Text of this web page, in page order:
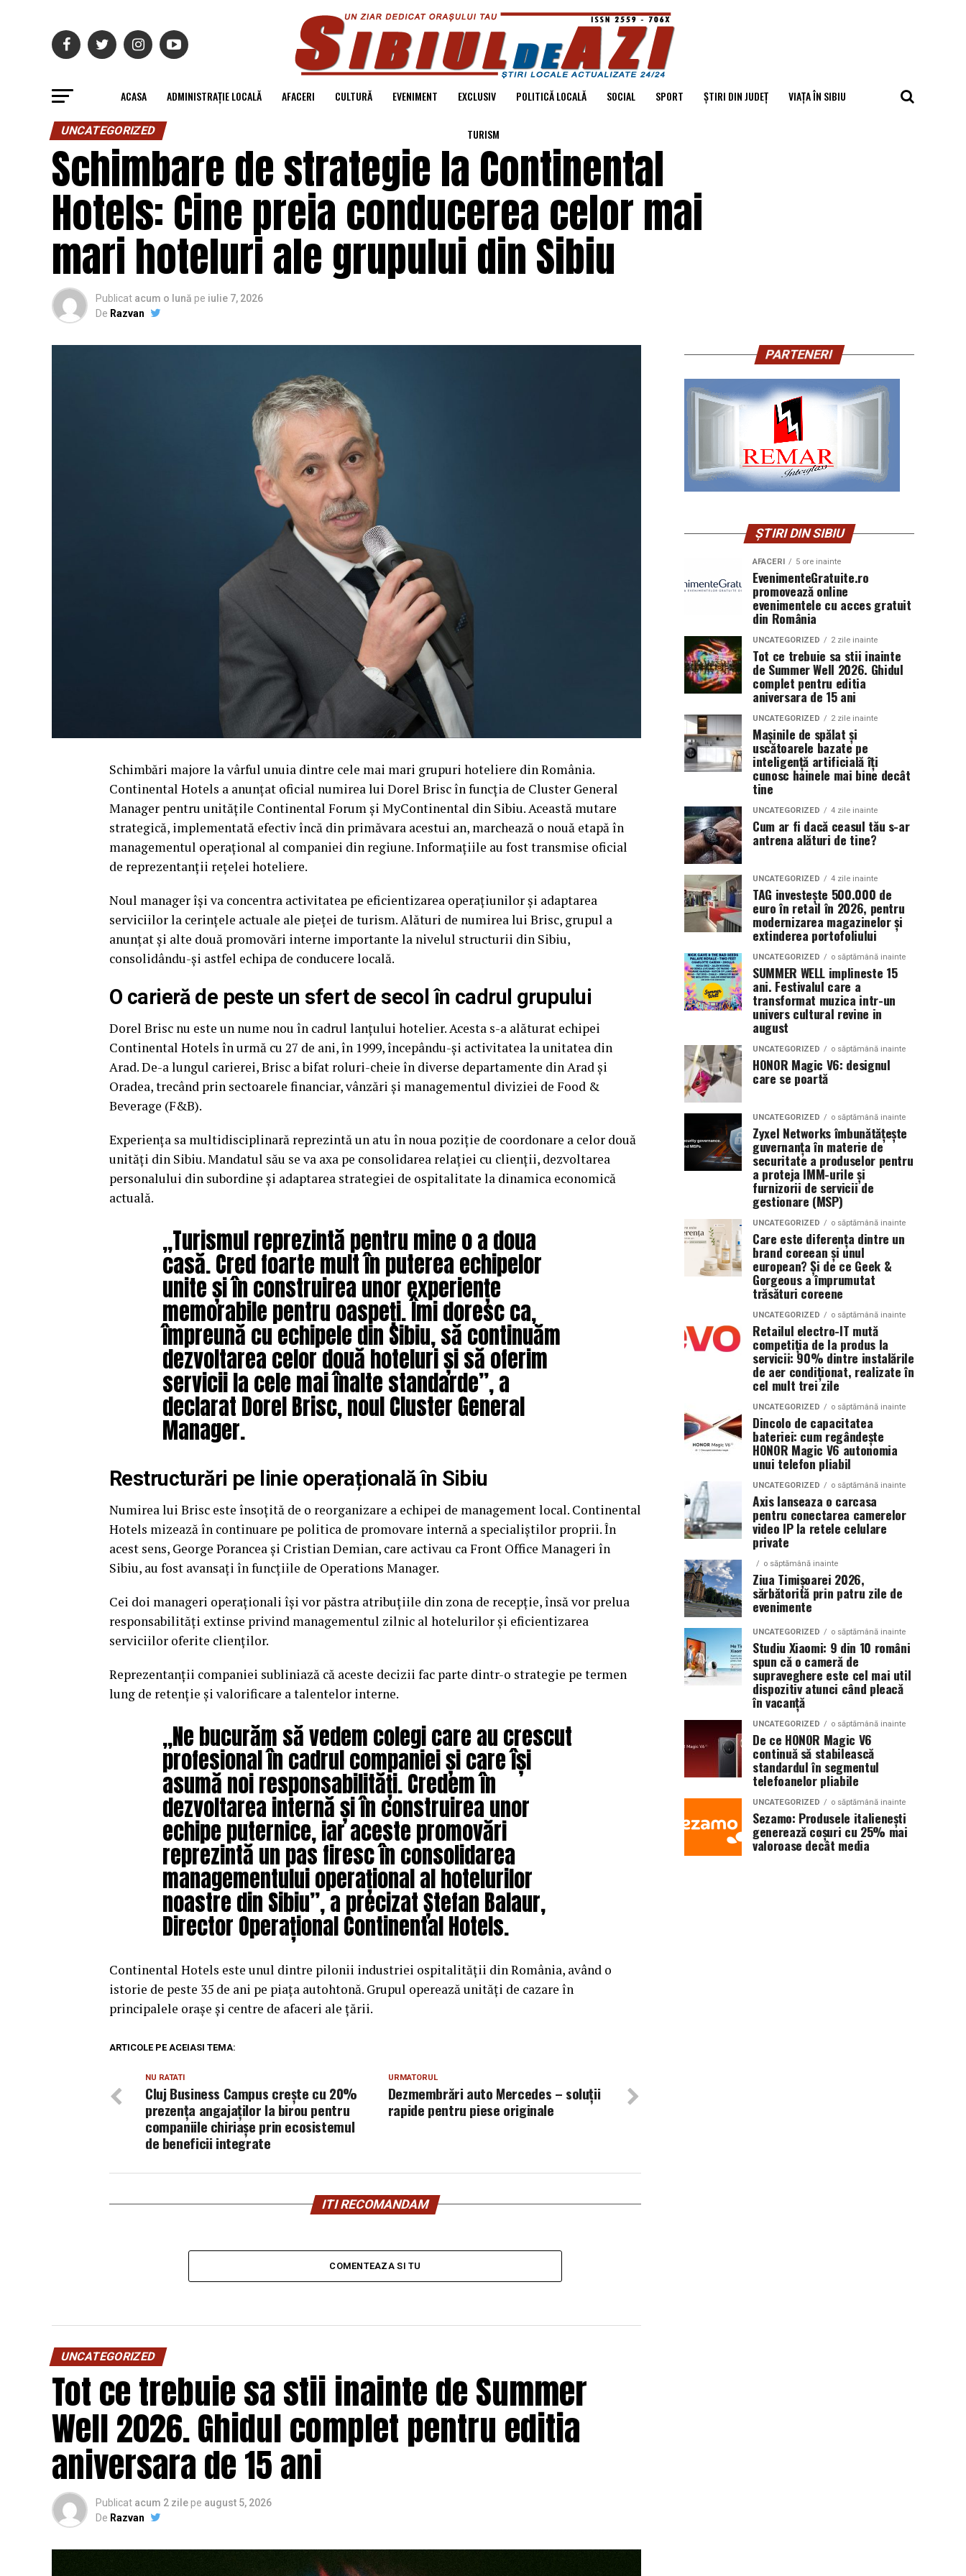
ACASA ADMINISTRAȚIE LOCALĂ AFACERI CULTURĂ EVENIMENT EXCLUSIV POLITICĂ LOCALĂ SOCIAL SPORT ȘTIRI DIN JUDEȚ VIAȚA ÎN SIBIU
TURISM
UNCATEGORIZED
Schimbare de strategie la Continental
Hotels: Cine preia conducerea celor mai
mari hoteluri ale grupului din Sibiu
Publicat acum o lună pe iulie 7, 2026
De Razvan
Schimbări majore la vârful unuia dintre cele mai mari grupuri hoteliere din România.
Continental Hotels a anunțat oficial numirea lui Dorel Brisc în funcția de Cluster General
Manager pentru unitățile Continental Forum și MyContinental din Sibiu. Această mutare
strategică, implementată efectiv încă din primăvara acestui an, marchează o nouă etapă în
managementul operațional al companiei din regiune. Informațiile au fost transmise oficial
de reprezentanții rețelei hoteliere.
Noul manager își va concentra activitatea pe eficientizarea operațiunilor și adaptarea
serviciilor la cerințele actuale ale pieței de turism. Alături de numirea lui Brisc, grupul a
anunțat și alte două promovări interne importante la nivelul structurii din Sibiu,
consolidându-și astfel echipa de conducere locală.
O carieră de peste un sfert de secol în cadrul grupului
Dorel Brisc nu este un nume nou în cadrul lanțului hotelier. Acesta s-a alăturat echipei
Continental Hotels în urmă cu 27 de ani, în 1999, începându-și activitatea la unitatea din
Arad. De-a lungul carierei, Brisc a bifat roluri-cheie în diverse departamente din Arad și
Oradea, trecând prin sectoarele financiar, vânzări și managementul diviziei de Food &
Beverage (F&B).
Experiența sa multidisciplinară reprezintă un atu în noua poziție de coordonare a celor două
unități din Sibiu. Mandatul său se va axa pe consolidarea relației cu clienții, dezvoltarea
personalului din subordine și adaptarea strategiei de ospitalitate la dinamica economică
actuală.
„Turismul reprezintă pentru mine o a doua
casă. Cred foarte mult în puterea echipelor
unite și în construirea unor experiențe
memorabile pentru oaspeți. Îmi doresc ca,
împreună cu echipele din Sibiu, să continuăm
dezvoltarea celor două hoteluri și să oferim
servicii la cele mai înalte standarde”, a
declarat Dorel Brisc, noul Cluster General
Manager.
Restructurări pe linie operațională în Sibiu
Numirea lui Brisc este însoțită de o reorganizare a echipei de management local. Continental
Hotels mizează în continuare pe politica de promovare internă a specialiștilor proprii. În
acest sens, George Porancea și Cristian Demian, care activau ca Front Office Manageri în
Sibiu, au fost avansați în funcțiile de Operations Manager.
Cei doi manageri operaționali își vor păstra atribuțiile din zona de recepție, însă vor prelua
responsabilități extinse privind managementul zilnic al hotelurilor și eficientizarea
serviciilor oferite clienților.
Reprezentanții companiei subliniază că aceste decizii fac parte dintr-o strategie pe termen
lung de retenție și valorificare a talentelor interne.
„Ne bucurăm să vedem colegi care au crescut
profesional în cadrul companiei și care își
asumă noi responsabilități. Credem în
dezvoltarea internă și în construirea unor
echipe puternice, iar aceste promovări
reprezintă un pas firesc în consolidarea
managementului operațional al hotelurilor
noastre din Sibiu”, a precizat Ștefan Balaur,
Director Operațional Continental Hotels.
Continental Hotels este unul dintre pilonii industriei ospitalității din România, având o
istorie de peste 35 de ani pe piața autohtonă. Grupul operează unități de cazare în
principalele orașe și centre de afaceri ale țării.
ARTICOLE PE ACEIASI TEMA:
URMATORUL
Dezmembrări auto Mercedes – soluții
rapide pentru piese originale
NU RATATI
Cluj Business Campus crește cu 20%
prezența angajaților la birou pentru
companiile chiriașe prin ecosistemul
de beneficii integrate
ITI RECOMANDAM
COMENTEAZA SI TU
UNCATEGORIZED
Tot ce trebuie sa stii inainte de Summer
Well 2026. Ghidul complet pentru editia
aniversara de 15 ani
Publicat acum 2 zile pe august 5, 2026
De Razvan
PARTENERI
ȘTIRI DIN SIBIU
AFACERI 5 ore inainte
EvenimenteGratuite.ro
promovează online
evenimentele cu acces gratuit
din România
UNCATEGORIZED 2 zile inainte
Tot ce trebuie sa stii inainte
de Summer Well 2026. Ghidul
complet pentru editia
aniversara de 15 ani
UNCATEGORIZED 2 zile inainte
Mașinile de spălat și
uscătoarele bazate pe
inteligență artificială îți
cunosc hainele mai bine decât
tine
UNCATEGORIZED 4 zile inainte
Cum ar fi dacă ceasul tău s-ar
antrena alături de tine?
UNCATEGORIZED 4 zile inainte
TAG investește 500.000 de
euro în retail în 2026, pentru
modernizarea magazinelor și
extinderea portofoliului
UNCATEGORIZED o săptămână inainte
SUMMER WELL implineste 15
ani. Festivalul care a
transformat muzica intr-un
univers cultural revine in
august
UNCATEGORIZED o săptămână inainte
HONOR Magic V6: designul
care se poartă
UNCATEGORIZED o săptămână inainte
Zyxel Networks îmbunătățește
guvernanța în materie de
securitate a produselor pentru
a proteja IMM-urile și
furnizorii de servicii de
gestionare (MSP)
UNCATEGORIZED o săptămână inainte
Care este diferența dintre un
brand coreean și unul
european? Și de ce Geek &
Gorgeous a împrumutat
trăsături coreene
UNCATEGORIZED o săptămână inainte
Retailul electro-IT mută
competiția de la produs la
servicii: 90% dintre instalările
de aer condiționat, realizate în
cel mult trei zile
UNCATEGORIZED o săptămână inainte
Dincolo de capacitatea
bateriei: cum regândește
HONOR Magic V6 autonomia
unui telefon pliabil
UNCATEGORIZED o săptămână inainte
Axis lanseaza o carcasa
pentru conectarea camerelor
video IP la retele celulare
private
o săptămână inainte
Ziua Timișoarei 2026,
sărbătorită prin patru zile de
evenimente
UNCATEGORIZED o săptămână inainte
Studiu Xiaomi: 9 din 10 români
spun că o cameră de
supraveghere este cel mai util
dispozitiv atunci când pleacă
în vacanță
UNCATEGORIZED o săptămână inainte
De ce HONOR Magic V6
continuă să stabilească
standardul în segmentul
telefoanelor pliabile
UNCATEGORIZED o săptămână inainte
Sezamo: Produsele italienești
generează coșuri cu 25% mai
valoroase decât media